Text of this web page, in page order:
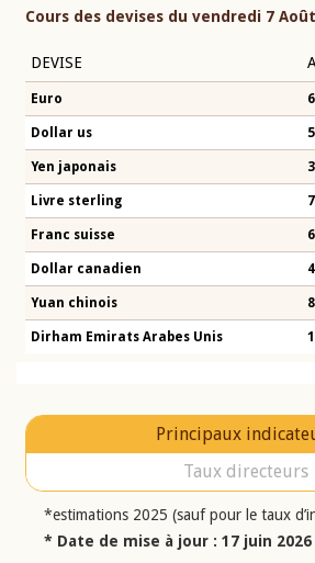
Cours des devises du vendredi 7
DEVISE
Euro
Dollar us
Yen japonais
Livre sterling
Franc suisse
Dollar canadien
Yuan chinois
Dirham Emirats Arabes Unis
Principaux
Taux directeurs
*estimations 2025 (sauf pour le taux
* Date de mise à jour : 17 juin 2026